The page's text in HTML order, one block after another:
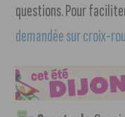
questions. Pour
demandée sur croix-